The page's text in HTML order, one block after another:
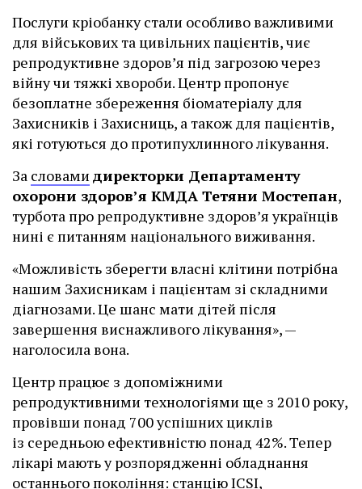
Послуги кріобанку стали особливо важливими
для військових та цивільних пацієнтів, чиє
репродуктивне здоров’я під загрозою через
війну чи тяжкі хвороби. Центр пропонує
безоплатне збереження біоматеріалу для
Захисників і Захисниць, а також для пацієнтів,
які готуються до протипухлинного лікування.
За словами директорки Департаменту
охорони здоров’я КМДА Тетяни Мостепан,
турбота про репродуктивне здоров’я українців
нині є питанням національного виживання.
«Можливість зберегти власні клітини потрібна
нашим Захисникам і пацієнтам зі складними
діагнозами. Це шанс мати дітей після
завершення виснажливого лікування», —
наголосила вона.
Центр працює з допоміжними
репродуктивними технологіями ще з 2010 року,
провівши понад 700 успішних циклів
із середньою ефективністю понад 42%. Тепер
лікарі мають у розпорядженні обладнання
останнього покоління: станцію ІCSI,